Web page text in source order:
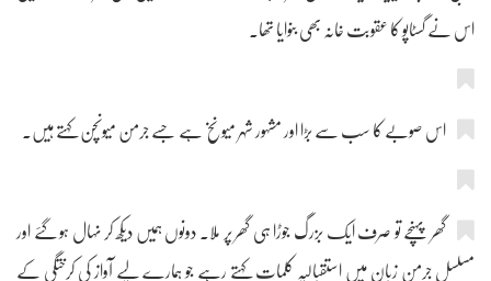
اس نے گسٹاپو کا عقوبت خانہ بھی بنوایا تھا۔
اس صوبے کا سب سے بڑا اور مشہور شہر میونخ ہے جسے جرمن میونچن کہتے ہیں۔
گھر پہنچے تو صرف ایک بزرگ جوڑا ہی گھر پر ملا۔ دونوں ہمیں دیکھ کر نہال ہو گئے اور
مسلسل جرمن زبان میں استقبالیہ کلمات کہتے رہے جو ہمارے لیے آواز کی کرختگی کے